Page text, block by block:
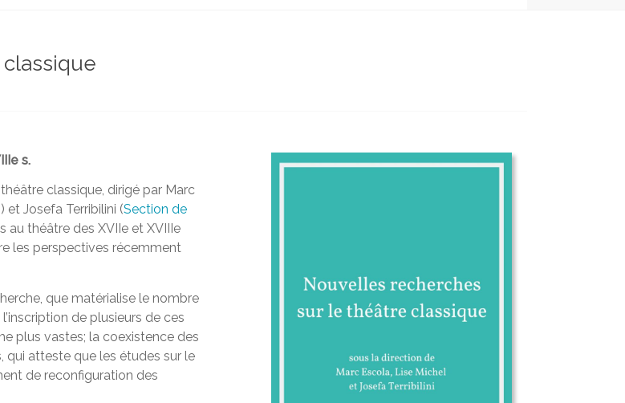
s.
classique, dirigé par Marc
) et Josefa Terribilini (Section de
au théâtre des XVIIe et XVIIIe
les perspectives récemment
que matérialise le nombre
de plusieurs de ces
plus vastes; la coexistence des
atteste que les études sur le
de reconfiguration des